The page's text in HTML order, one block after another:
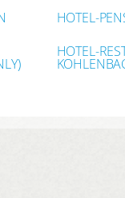
HOTEL-
HOTEL-